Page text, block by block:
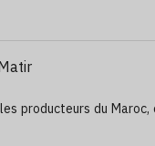
producteurs du